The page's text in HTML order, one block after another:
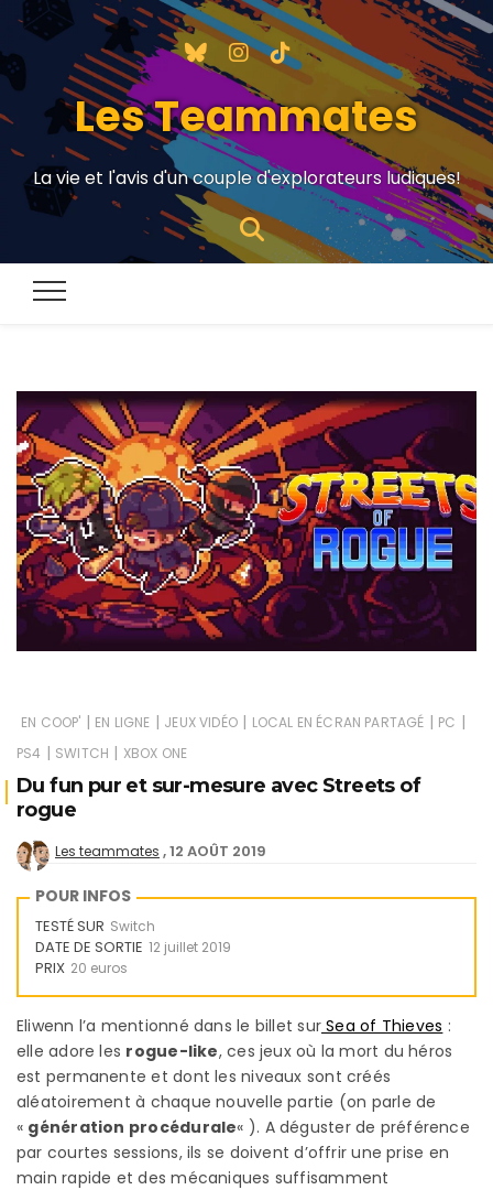
Les Teammates
La vie et l'avis d'un couple d'explorateurs ludiques!
EN COOP' | EN LIGNE | JEUX VIDÉO | LOCAL EN ÉCRAN PARTAGÉ | PC |
PS4 | SWITCH | XBOX ONE
Du fun pur et sur-mesure avec Streets of
rogue
Les teammates 12 AOÛT 2019
POUR INFOS
TESTÉ SUR Switch
DATE DE SORTIE 12 juillet 2019
PRIX 20 euros
Eliwenn l’a mentionné dans le billet sur Sea of Thieves :
elle adore les rogue-like, ces jeux où la mort du héros
est permanente et dont les niveaux sont créés
aléatoirement à chaque nouvelle partie (on parle de
« génération procédurale« ). A déguster de préférence
par courtes sessions, ils se doivent d’offrir une prise en
main rapide et des mécaniques suffisamment